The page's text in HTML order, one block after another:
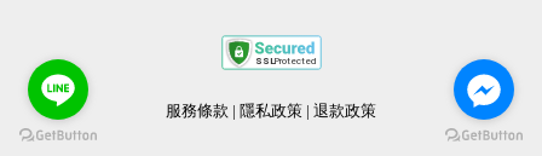
服務條款 | 隱私政策 | 退款政策